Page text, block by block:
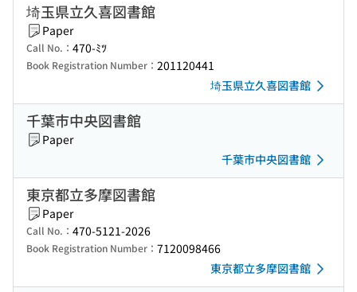
埼玉県立久喜図書館
Paper
Call No.： 470-ﾐﾂ
Book Registration Number： 201120441
埼玉県立久喜図書館
千葉市中央図書館
Paper
千葉市中央図書館
東京都立多摩図書館
Paper
Call No.： 470-5121-2026
Book Registration Number： 7120098466
東京都立多摩図書館